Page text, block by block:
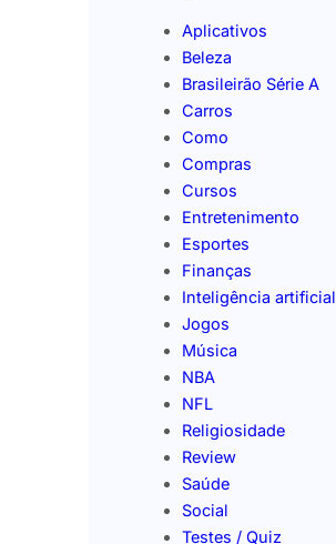
Aplicativos
Beleza
Brasileirão Série A
Carros
Como
Compras
Cursos
Entretenimento
Esportes
Finanças
Inteligência artificial
Jogos
Música
NBA
NFL
Religiosidade
Review
Saúde
Social
Testes / Quiz